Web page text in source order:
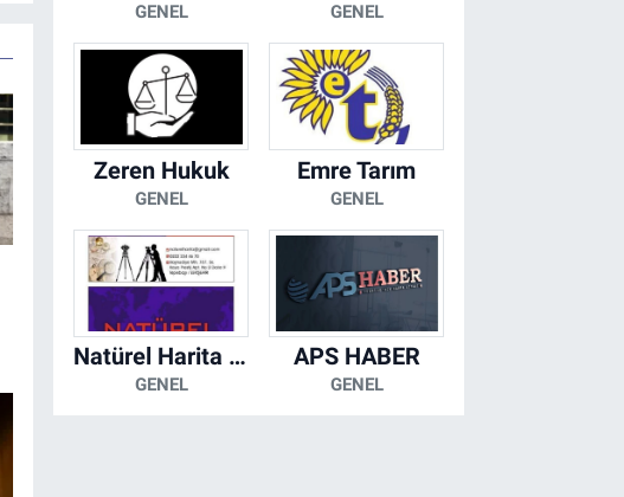
GENEL GENEL
Zeren Hukuk
GENEL
Emre Tarım
GENEL
Natürel Harita Mühendislik
GENEL
APS HABER
GENEL